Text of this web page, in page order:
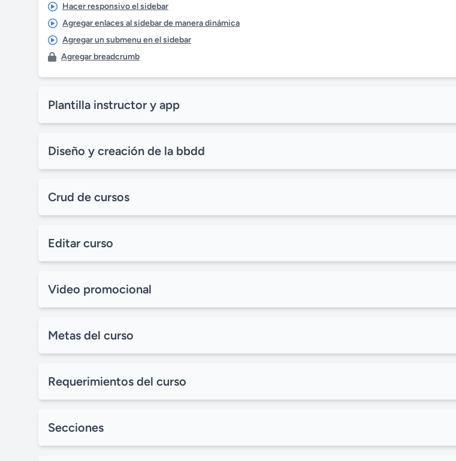
Hacer responsivo el sidebar
Agregar enlaces al sidebar de manera dinámica
Agregar un submenu en el sidebar
Agregar breadcrumb
Plantilla instructor y app
Diseño y creación de la bbdd
Crud de cursos
Editar curso
Video promocional
Metas del curso
Requerimientos del curso
Secciones